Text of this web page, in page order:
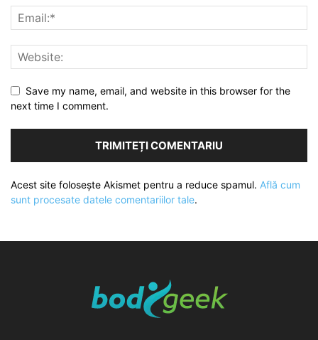
Save my name, email, and website in this browser for the
next time I comment.
Acest site folosește Akismet pentru a reduce spamul. Află cum
sunt procesate datele comentariilor tale.